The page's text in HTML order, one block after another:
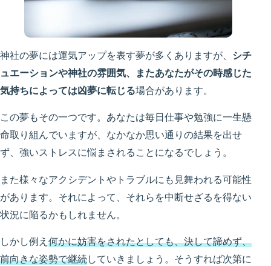
神社の夢には運気アップを表す夢が多くありますが、 シチ
ュエーションや神社の雰囲気、またあなたがその時感じた
気持ちによっては凶夢に転じる場合があります。
この夢もその一つです。あなたは毎日仕事や勉強に一生懸
命取り組んでいますが、なかなか思い通りの結果を出せ
ず、強いストレスに悩まされることになるでしょう。
また様々なアクシデントやトラブルにも見舞われる可能性
があります。それによって、それらを中断せざるを得ない
状況に陥るかもしれません。
しかし例え 何かに妨害をされたとしても、決して諦めず、
前向きな姿勢で継続していきましょう。そうすれば次第に